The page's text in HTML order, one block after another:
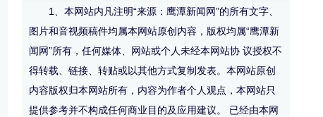
1、本网站内凡注明“来源：鹰潭新闻网”的所有文字、
图片和音视频稿件均属本网站原创内容，版权均属“鹰潭新
闻网”所有，任何媒体、网站或个人未经本网站协 议授权不
得转载、链接、转贴或以其他方式复制发表。本网站原创
内容版权归本网站所有，内容为作者个人观点，本网站只
提供参考并不构成任何商业目的及应用建议。 已经由本网